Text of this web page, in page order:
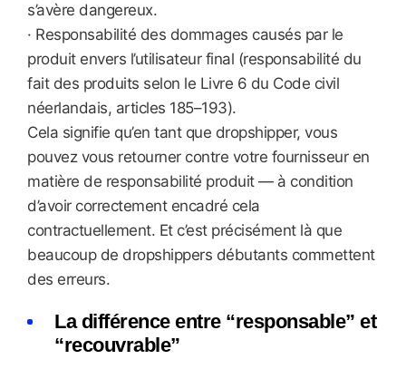
s’avère dangereux.
· Responsabilité des dommages causés par le
produit envers l’utilisateur final (responsabilité du
fait des produits selon le Livre 6 du Code civil
néerlandais, articles 185–193).
Cela signifie qu’en tant que dropshipper, vous
pouvez vous retourner contre votre fournisseur en
matière de responsabilité produit — à condition
d’avoir correctement encadré cela
contractuellement. Et c’est précisément là que
beaucoup de dropshippers débutants commettent
des erreurs.
La différence entre “responsable” et
“recouvrable”